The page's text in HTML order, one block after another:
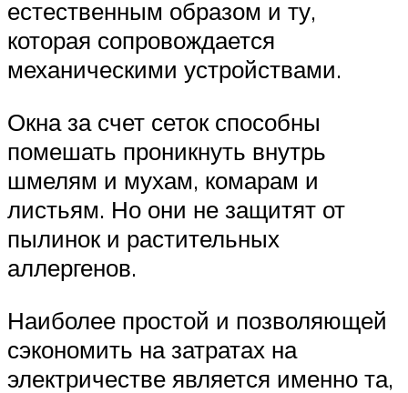
естественным образом и ту,
которая сопровождается
механическими устройствами.
Окна за счет сеток способны
помешать проникнуть внутрь
шмелям и мухам, комарам и
листьям. Но они не защитят от
пылинок и растительных
аллергенов.
Наиболее простой и позволяющей
сэкономить на затратах на
электричестве является именно та,